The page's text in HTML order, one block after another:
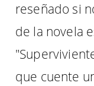
reseñado si
de la novela
que cuente